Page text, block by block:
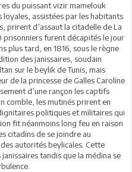
du puissant vizir mamelouk
assistées par les habitants
prirent d’assaut la citadelle de La
prisonniers furent décapités le jour
plus tard, en 1816, sous le règne
des janissaires, soudain
sur le beylik de Tunis, mais
de la princesse de Galles Caroline
d’une rançon les captifs
comble, les mutinés prirent en
politiques et militaires qui
fit néanmoins long feu en raison
citadins de se joindre au
autorités beylicales. Cette
tandis que la médina se